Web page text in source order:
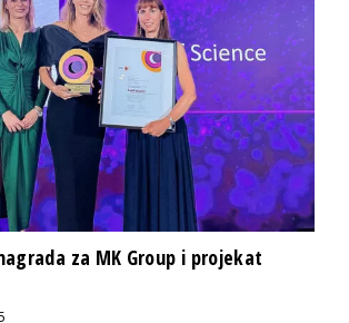
za MK Group i projekat